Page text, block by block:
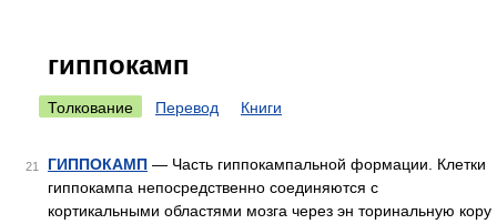
гиппокамп
Толкование Перевод Книги
21 ГИППОКАМП — Часть гиппокампальной формации. Клетки
гиппокампа непосредственно соединяются с
кортикальными областями мозга через эн торинальную кору